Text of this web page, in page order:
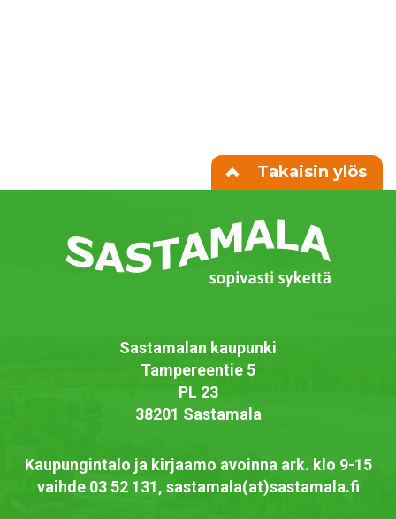
Takaisin ylös
Sastamalan kaupunki
Tampereentie 5
PL 23
38201 Sastamala
Kaupungintalo ja kirjaamo avoinna ark. klo 9-15
vaihde 03 52 131, sastamala(at)sastamala.fi